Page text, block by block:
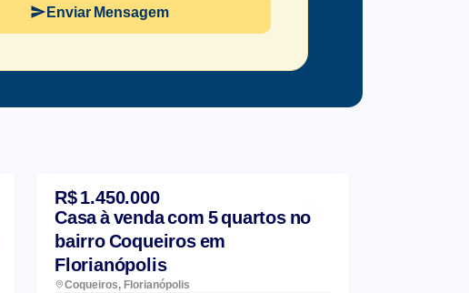
Enviar Mensagem
R$ 1.450.000
Casa à venda com 5 quartos no
bairro Coqueiros em
Florianópolis
Coqueiros, Florianópolis